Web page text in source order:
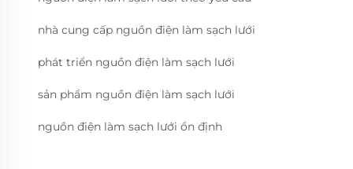
nhà cung cấp nguồn điện làm sạch lưới
phát triển nguồn điện làm sạch lưới
sản phẩm nguồn điện làm sạch lưới
nguồn điện làm sạch lưới ổn định